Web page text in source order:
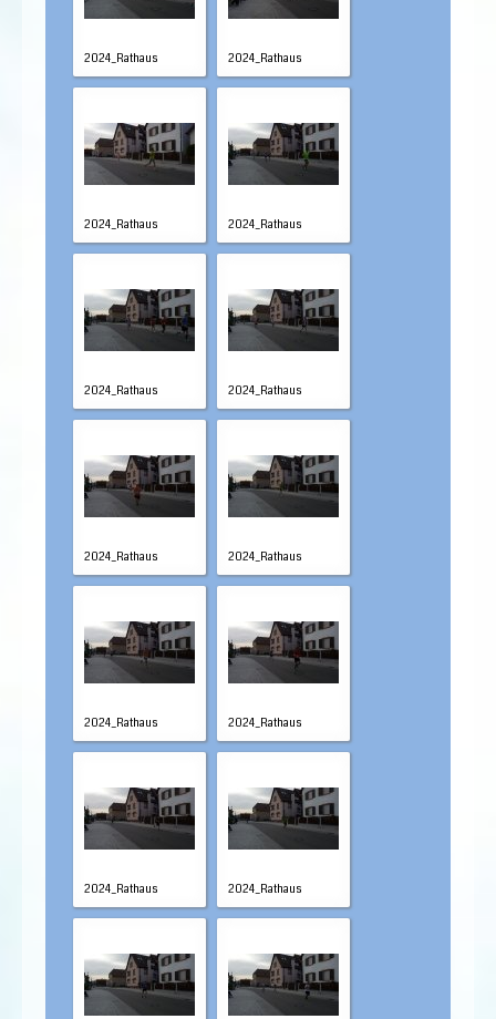
2024_Rathaus 2024_Rathaus
2024_Rathaus 2024_Rathaus
2024_Rathaus 2024_Rathaus
2024_Rathaus 2024_Rathaus
2024_Rathaus 2024_Rathaus
2024_Rathaus 2024_Rathaus